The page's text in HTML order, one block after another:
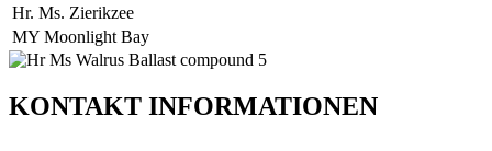
Hr. Ms. Zierikzee
MY Moonlight Bay
KONTAKT INFORMATIONEN